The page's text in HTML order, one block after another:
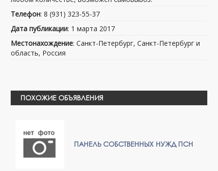
Телефон: 8 (931) 323-55-37
Дата публикации: 1 марта 2017
Местонахождение: Санкт-Петербург, Санкт-Петербург и
область, Россия
ПОХОЖИЕ ОБЪЯВЛЕНИЯ
ПАНЕЛЬ СОБСТВЕННЫХ НУЖД ПСН